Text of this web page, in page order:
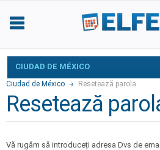
CIUDAD DE MÉXICO
Ciudad de México Resetează parola
Resetează
Vă rugăm să introduceți adresa Dvs de